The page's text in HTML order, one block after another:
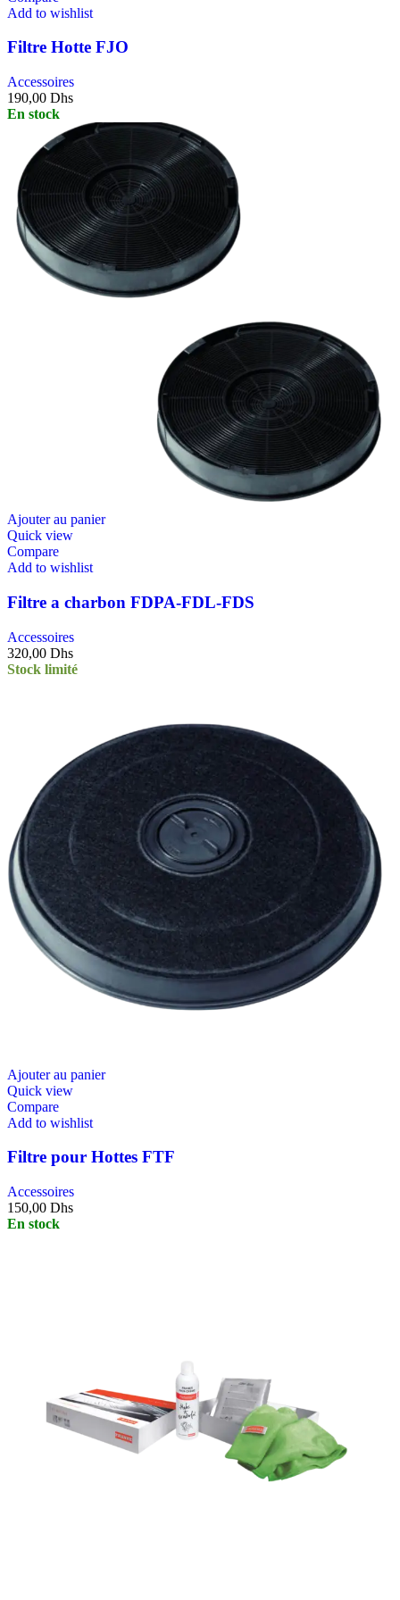
Add to wishlist
Filtre Hotte FJO
Accessoires
190,00 Dhs
En stock
Ajouter au panier
Quick view
Compare
Add to wishlist
Filtre a charbon FDPA-FDL-FDS
Accessoires
320,00 Dhs
Stock limité
Ajouter au panier
Quick view
Compare
Add to wishlist
Filtre pour Hottes FTF
Accessoires
150,00 Dhs
En stock